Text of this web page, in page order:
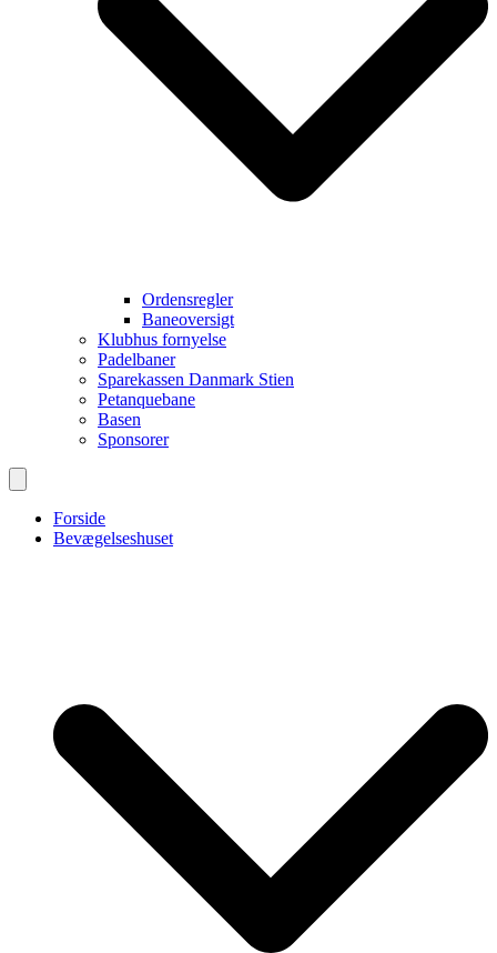
Ordensregler
Baneoversigt
Klubhus fornyelse
Padelbaner
Sparekassen Danmark Stien
Petanquebane
Basen
Sponsorer
Forside
Bevægelseshuset